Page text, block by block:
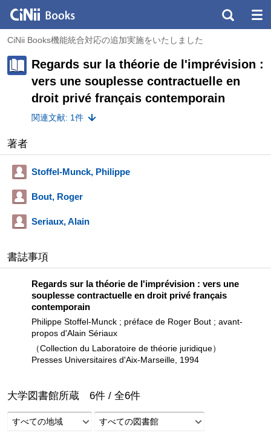
CiNii Books機能統合対応の追加実施をいたしました
Regards sur la théorie de l'imprévision :
vers une souplesse contractuelle en
droit privé français contemporain
関連文献: 1件
著者
Stoffel-Munck, Philippe
Bout, Roger
Seriaux, Alain
書誌事項
Regards sur la théorie de l'imprévision : vers une
souplesse contractuelle en droit privé français
contemporain
Philippe Stoffel-Munck ; préface de Roger Bout ; avant-
propos d'Alain Sériaux
（Collection du Laboratoire de théorie juridique）
Presses Universitaires d'Aix-Marseille, 1994
大学図書館所蔵 6件 / 全6件
すべての地域
すべての図書館